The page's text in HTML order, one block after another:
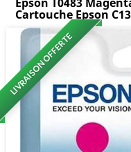
Cartouche Epson
LIVRAISON OFFERTE